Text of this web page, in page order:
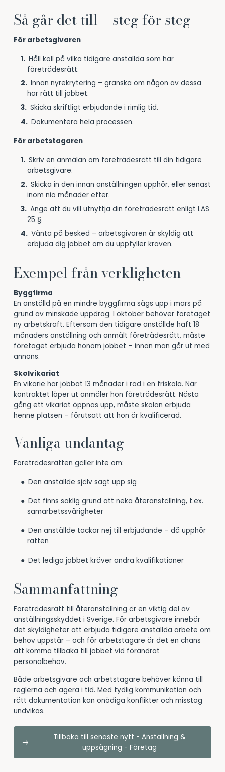
Så går det till – steg för steg
För arbetsgivaren
Håll koll på vilka tidigare anställda som har
företrädesrätt.
Innan nyrekrytering – granska om någon av dessa
har rätt till jobbet.
Skicka skriftligt erbjudande i rimlig tid.
Dokumentera hela processen.
För arbetstagaren
Skriv en anmälan om företrädesrätt till din tidigare
arbetsgivare.
Skicka in den innan anställningen upphör, eller senast
inom nio månader efter.
Ange att du vill utnyttja din företrädesrätt enligt LAS
25 §.
Vänta på besked – arbetsgivaren är skyldig att
erbjuda dig jobbet om du uppfyller kraven.
Exempel från verkligheten
Byggfirma
En anställd på en mindre byggfirma sägs upp i mars på
grund av minskade uppdrag. I oktober behöver företaget
ny arbetskraft. Eftersom den tidigare anställde haft 18
månaders anställning och anmält företrädesrätt, måste
företaget erbjuda honom jobbet – innan man går ut med
annons.
Skolvikariat
En vikarie har jobbat 13 månader i rad i en friskola. När
kontraktet löper ut anmäler hon företrädesrätt. Nästa
gång ett vikariat öppnas upp, måste skolan erbjuda
henne platsen – förutsatt att hon är kvalificerad.
Vanliga undantag
Företrädesrätten gäller inte om:
Den anställde själv sagt upp sig
Det finns saklig grund att neka återanställning, t.ex.
samarbetssvårigheter
Den anställde tackar nej till erbjudande – då upphör
rätten
Det lediga jobbet kräver andra kvalifikationer
Sammanfattning
Företrädesrätt till återanställning är en viktig del av
anställningsskyddet i Sverige. För arbetsgivare innebär
det skyldigheter att erbjuda tidigare anställda arbete om
behov uppstår – och för arbetstagare är det en chans
att komma tillbaka till jobbet vid förändrat
personalbehov.
Både arbetsgivare och arbetstagare behöver känna till
reglerna och agera i tid. Med tydlig kommunikation och
rätt dokumentation kan onödiga konflikter och misstag
undvikas.
Tillbaka till senaste nytt - Anställning &
uppsägning - Företag